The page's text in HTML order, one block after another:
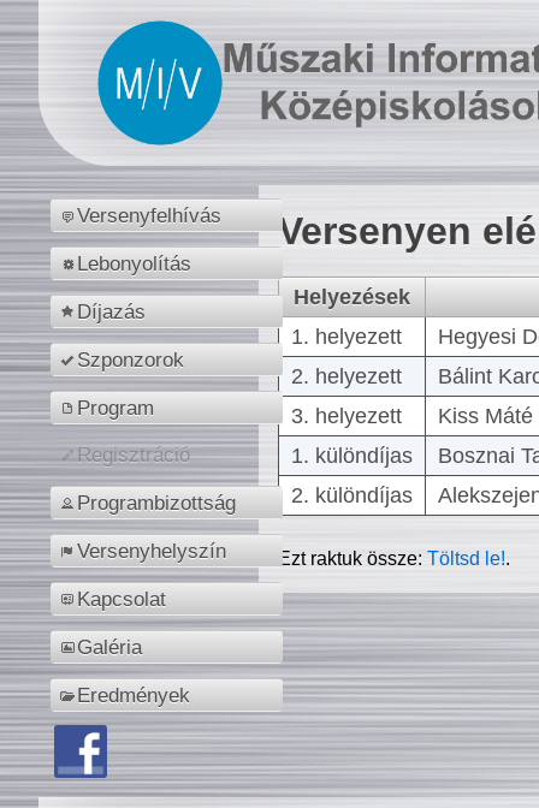
Versenyfelhívás
Lebonyolítás
Díjazás
Szponzorok
Program
Regisztráció
Programbizottság
Versenyhelyszín
Kapcsolat
Galéria
Eredmények
Versenyen
Helyezések
1. helyezett
Hegyesi
2. helyezett
Bálint
3. helyezett
Kiss
1. különdíjas
Bosznai
2. különdíjas
Ezt raktuk össze:Töltsd le!.